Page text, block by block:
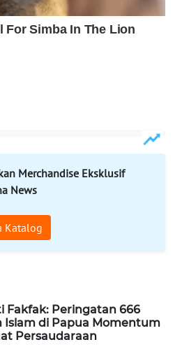
Merchandise Eksklusif
News
Katalog
Fakfak: Peringatan 666
Islam di Papua Momentum
Persaudaraan